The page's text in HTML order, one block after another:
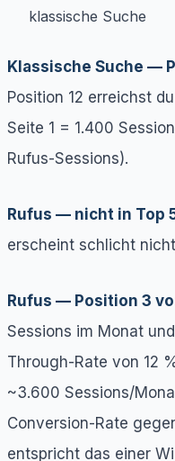
klassische Suche
Klassische Suche —
Position 12 erreichst
Seite 1 = 1.400
Rufus-Sessions).
Rufus — nicht in Top
erscheint schlicht
Rufus — Position 3
Sessions im Monat
Through-Rate von 12
~3.600 Sessions/
Conversion-Rate
entspricht das einer